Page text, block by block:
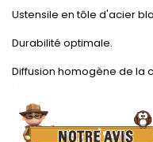
Ustensile en tôle d'acier
Durabilité optimale.
Diffusion homogène de la
.